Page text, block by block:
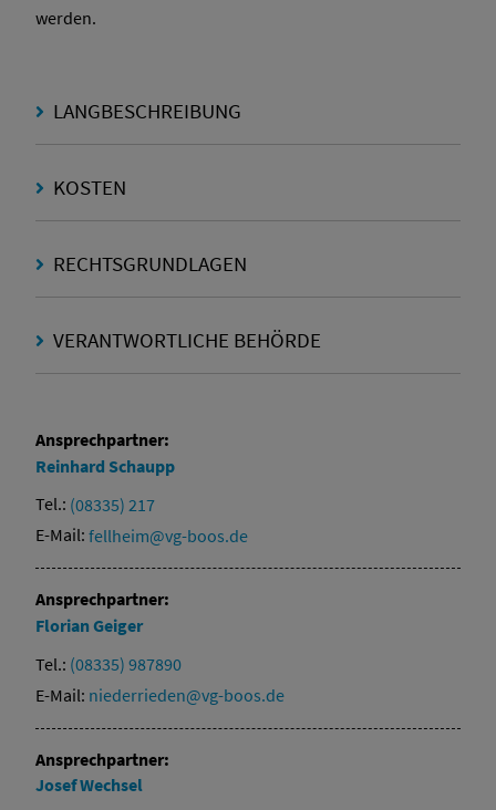
werden.
LANGBESCHREIBUNG
KOSTEN
RECHTSGRUNDLAGEN
VERANTWORTLICHE BEHÖRDE
Ansprechpartner:
Reinhard Schaupp
Tel.: (08335) 217
E-Mail: fellheim@vg-boos.de
Ansprechpartner:
FlorianGeiger
Tel.: (08335) 987890
E-Mail: niederrieden@vg-boos.de
Ansprechpartner:
JosefWechsel